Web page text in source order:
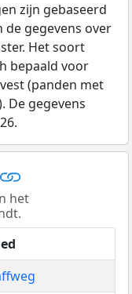
zijn gebaseerd
gegevens over
Het soort
bepaald voor
(panden met
De gegevens
het